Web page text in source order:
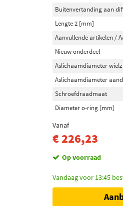
Buitenvertanding aan
Lengte 2 [mm]
Aanvullende artikelen /
Nieuw onderdeel
Aslichaamdiameter
Aslichaamdiameter
Schroefdraadmaat
Diameter o-ring [mm]
Vanaf
€ 226,23
Op voorraad
Vandaag voor 13:45